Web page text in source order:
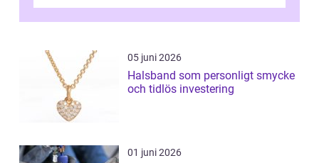
05 juni 2026
Halsband som personligt smycke
och tidlös investering
01 juni 2026